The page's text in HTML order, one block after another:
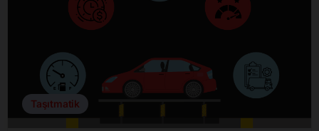
Taşıtmatik